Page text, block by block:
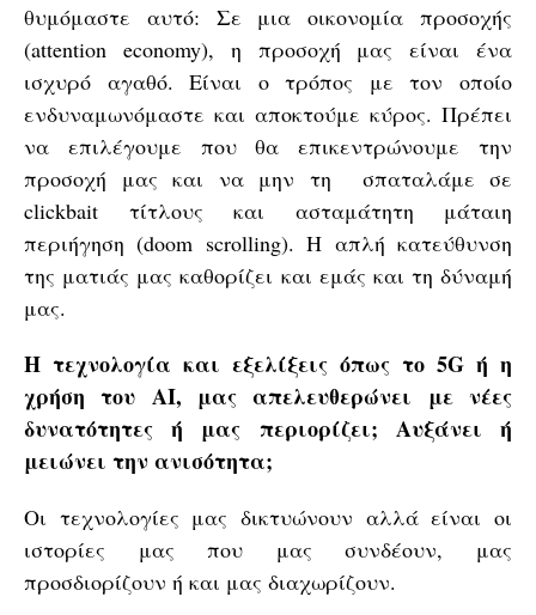
θυμόμαστε αυτό: Σε μια οικονομία προσοχής
(attention economy), η προσοχή μας είναι ένα
ισχυρό αγαθό. Είναι ο τρόπος με τον οποίο
ενδυναμωνόμαστε και αποκτούμε κύρος. Πρέπει
να επιλέγουμε που θα επικεντρώνουμε την
προσοχή μας και να μην τη σπαταλάμε σε
clickbait τίτλους και ασταμάτητη μάταιη
περιήγηση (doom scrolling). Η απλή κατεύθυνση
της ματιάς μας καθορίζει και εμάς και τη δύναμή
μας.
Η τεχνολογία και εξελίξεις όπως το 5G ή η
χρήση του AI, μας απελευθερώνει με νέες
δυνατότητες ή μας περιορίζει; Αυξάνει ή
μειώνει την ανισότητα;
Οι τεχνολογίες μας δικτυώνουν αλλά είναι οι
ιστορίες μας που μας συνδέουν, μας
προσδιορίζουν ή και μας διαχωρίζουν.